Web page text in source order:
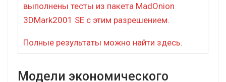
выполнены тесты из пакета MadOnion
3DMark2001 SE с этим разрешением.
Полные результаты можно найти здесь.
Модели экономического